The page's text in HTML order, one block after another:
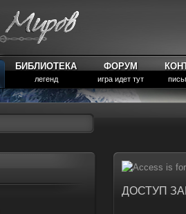
БИБЛИОТЕКА
легенд
ФОРУМ
игра идет тут
ДОСТУП